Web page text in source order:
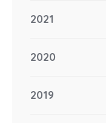
2021
2020
2019